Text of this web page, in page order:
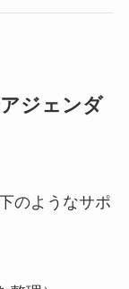
ジェンダ
のようなサポ